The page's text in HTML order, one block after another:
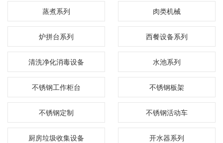
蒸煮系列 肉类机械
炉拼台系列 西餐设备系列
清洗净化消毒设备 水池系列
不锈钢工作柜台 不锈钢板架
不锈钢定制 不锈钢活动车
厨房垃圾收集设备 开水器系列